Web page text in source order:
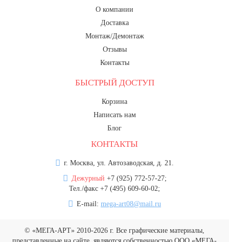
О компании
Доставка
Монтаж/Демонтаж
Отзывы
Контакты
БЫСТРЫЙ ДОСТУП
Корзина
Написать нам
Блог
КОНТАКТЫ
г. Москва, ул. Автозаводская, д. 21.
Дежурный +7 (925) 772-57-27;
Тел./факс +7 (495) 609-60-02;
E-mail: mega-art08@mail.ru
© «МЕГА-АРТ» 2010-2026 г. Все графические материалы,